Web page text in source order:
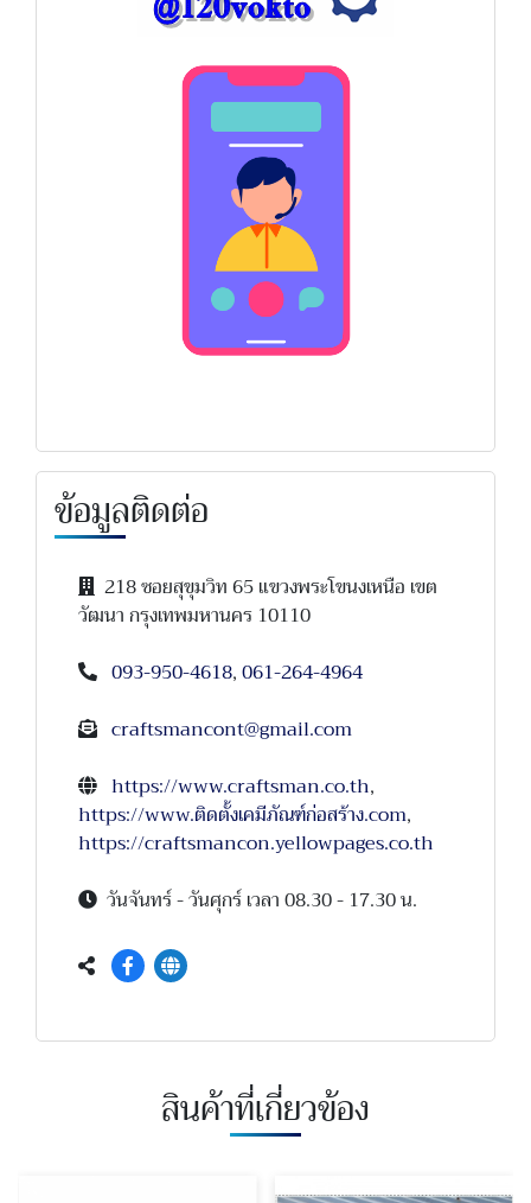
ข้อมูลติดต่อ
218 ซอยสุขุมวิท 65 แขวงพระโขนงเหนือ เขต
วัฒนา กรุงเทพมหานคร 10110
093-950-4618,061-264-4964
craftsmancont@gmail.com
https://www.craftsman.co.th,
https://www.ติดตั้งเคมีภัณฑ์ก่อสร้าง.com,
https://craftsmancon.yellowpages.co.th
วันจันทร์ - วันศุกร์ เวลา 08.30 - 17.30 น.
สินค้าที่เกี่ยวข้อง